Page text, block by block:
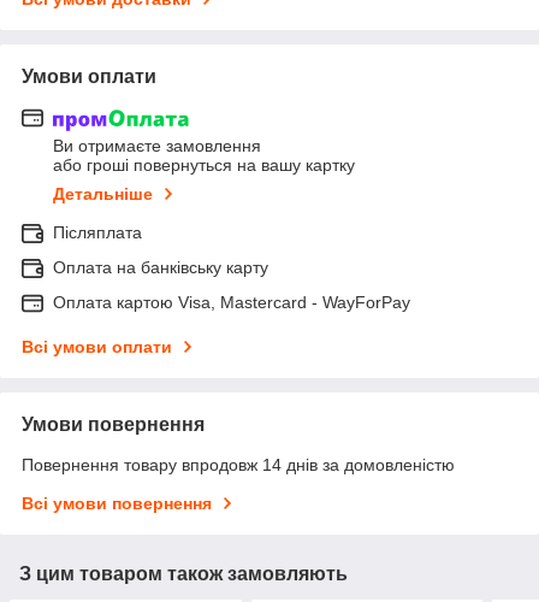
Умови оплати
Ви отримаєте замовлення
або гроші повернуться на вашу картку
Детальніше
Післяплата
Оплата на банківську карту
Оплата картою Visa, Mastercard - WayForPay
Всі умови оплати
Умови повернення
Повернення товару впродовж 14 днів за домовленістю
Всі умови повернення
З цим товаром також замовляють